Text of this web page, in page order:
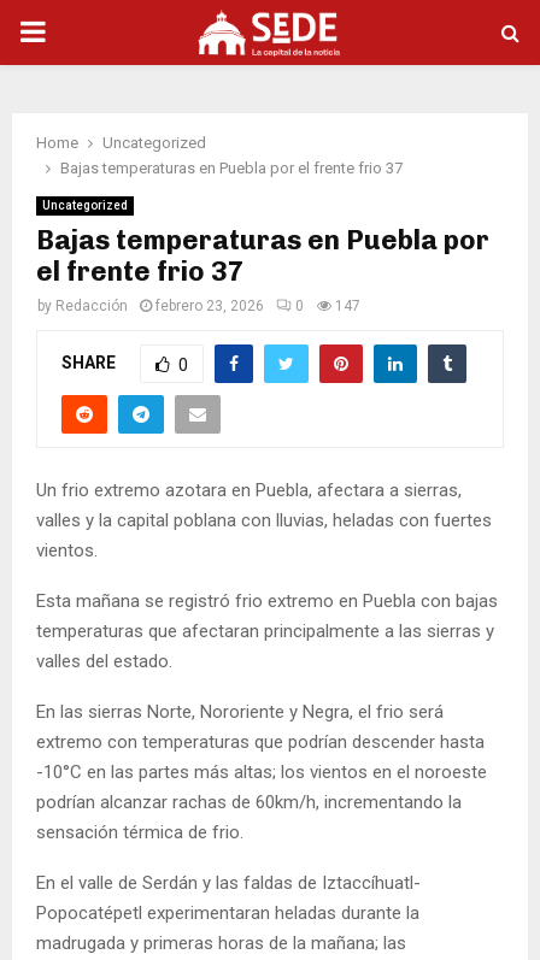
PRIMARY
Home
Uncategorized
Bajas temperaturas en Puebla por el frente frio 37
Uncategorized
Bajas temperaturas en Puebla por
el frente frio 37
by Redacción febrero 23, 2026 0 147
SHARE 0
Un frio extremo azotara en Puebla, afectara a sierras,
valles y la capital poblana con lluvias, heladas con fuertes
vientos.
Esta mañana se registró frio extremo en Puebla con bajas
temperaturas que afectaran principalmente a las sierras y
valles del estado.
En las sierras Norte, Nororiente y Negra, el frio será
extremo con temperaturas que podrían descender hasta
-10°C en las partes más altas; los vientos en el noroeste
podrían alcanzar rachas de 60km/h, incrementando la
sensación térmica de frio.
En el valle de Serdán y las faldas de Iztaccíhuatl-
Popocatépetl experimentaran heladas durante la
madrugada y primeras horas de la mañana; las